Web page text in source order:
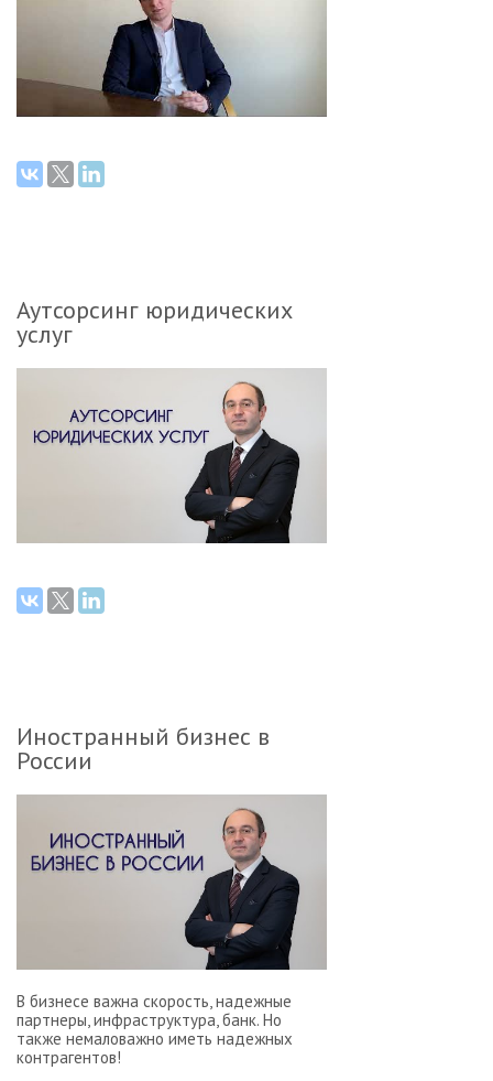
Аутсорсинг юридических
услуг
Иностранный бизнес в
России
В бизнесе важна скорость, надежные
партнеры, инфраструктура, банк. Но
также немаловажно иметь надежных
контрагентов!